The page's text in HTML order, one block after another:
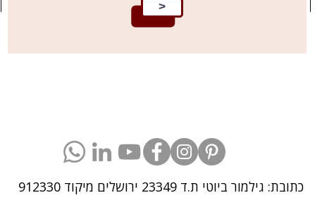
>
כתובת: גילמור ביוטי ת.ד 23349 ירושלים מיקוד 912330